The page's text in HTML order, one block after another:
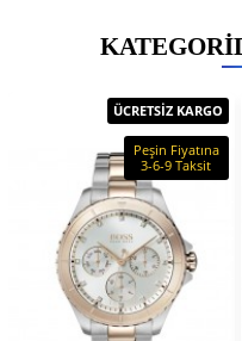
ÜCRETSİZ KARGO
Peşin Fiyatına
3-6-9 Taksit